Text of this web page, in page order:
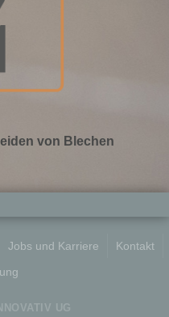
von Blechen
Jobs und Karriere
Kontakt
UG